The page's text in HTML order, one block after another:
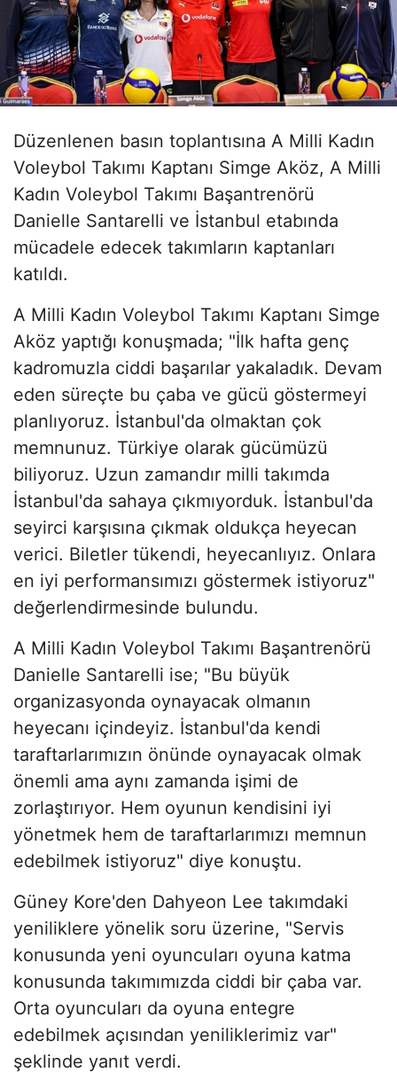
Düzenlenen basın toplantısına A Milli Kadın
Voleybol Takımı Kaptanı Simge Aköz, A Milli
Kadın Voleybol Takımı Başantrenörü
Danielle Santarelli ve İstanbul etabında
mücadele edecek takımların kaptanları
katıldı.
A Milli Kadın Voleybol Takımı Kaptanı Simge
Aköz yaptığı konuşmada; "İlk hafta genç
kadromuzla ciddi başarılar yakaladık. Devam
eden süreçte bu çaba ve gücü göstermeyi
planlıyoruz. İstanbul'da olmaktan çok
memnunuz. Türkiye olarak gücümüzü
biliyoruz. Uzun zamandır milli takımda
İstanbul'da sahaya çıkmıyorduk. İstanbul'da
seyirci karşısına çıkmak oldukça heyecan
verici. Biletler tükendi, heyecanlıyız. Onlara
en iyi performansımızı göstermek istiyoruz"
değerlendirmesinde bulundu.
A Milli Kadın Voleybol Takımı Başantrenörü
Danielle Santarelli ise; "Bu büyük
organizasyonda oynayacak olmanın
heyecanı içindeyiz. İstanbul'da kendi
taraftarlarımızın önünde oynayacak olmak
önemli ama aynı zamanda işimi de
zorlaştırıyor. Hem oyunun kendisini iyi
yönetmek hem de taraftarlarımızı memnun
edebilmek istiyoruz" diye konuştu.
Güney Kore'den Dahyeon Lee takımdaki
yeniliklere yönelik soru üzerine, "Servis
konusunda yeni oyuncuları oyuna katma
konusunda takımımızda ciddi bir çaba var.
Orta oyuncuları da oyuna entegre
edebilmek açısından yeniliklerimiz var"
şeklinde yanıt verdi.